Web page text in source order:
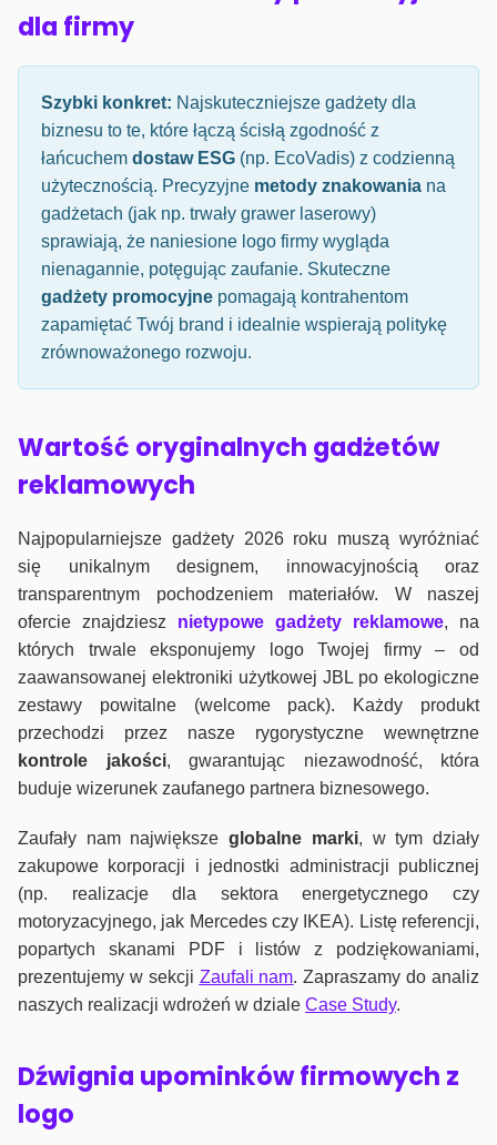
dla firmy
Szybki konkret: Najskuteczniejsze gadżety dla
biznesu to te, które łączą ścisłą zgodność z
łańcuchem dostaw ESG (np. EcoVadis) z codzienną
użytecznością. Precyzyjne metody znakowania na
gadżetach (jak np. trwały grawer laserowy)
sprawiają, że naniesione logo firmy wygląda
nienagannie, potęgując zaufanie. Skuteczne
gadżety promocyjne pomagają kontrahentom
zapamiętać Twój brand i idealnie wspierają politykę
zrównoważonego rozwoju.
Wartość oryginalnych gadżetów
reklamowych
Najpopularniejsze gadżety 2026 roku muszą wyróżniać
się unikalnym designem, innowacyjnością oraz
transparentnym pochodzeniem materiałów. W naszej
ofercie znajdziesz nietypowe gadżety reklamowe, na
których trwale eksponujemy logo Twojej firmy – od
zaawansowanej elektroniki użytkowej JBL po ekologiczne
zestawy powitalne (welcome pack). Każdy produkt
przechodzi przez nasze rygorystyczne wewnętrzne
kontrole jakości, gwarantując niezawodność, która
buduje wizerunek zaufanego partnera biznesowego.
Zaufały nam największeglobalne marki, w tym działy
zakupowe korporacji i jednostki administracji publicznej
(np. realizacje dla sektora energetycznego czy
motoryzacyjnego, jak Mercedes czy IKEA). Listę referencji,
popartych skanami PDF i listów z podziękowaniami,
prezentujemy w sekcji Zaufali nam. Zapraszamy do analiz
naszych realizacji wdrożeń w dziale Case Study.
Dźwignia upominków firmowych z
logo